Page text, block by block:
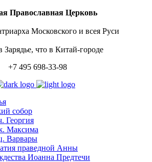
Православная Церковь
Московского и всея Руси
Зарядье, что в Китай-городе
+7 495 698-33-98
собор
Георгия
Максима
Варвары
праведной Анны
Иоанна Предтечи